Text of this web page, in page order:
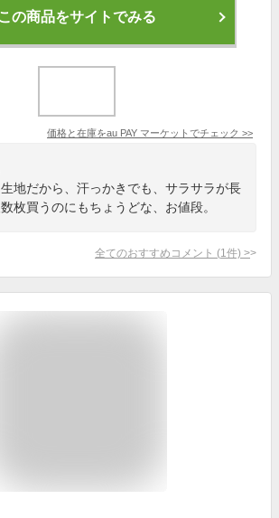
この商品をサイトでみる
価格と在庫をau PAY マーケット でチェック >>
地だから、汗っかきでも、サラサラが長
枚買うのにもちょうどな、お値段。
全てのおすすめコメント (1 件) >